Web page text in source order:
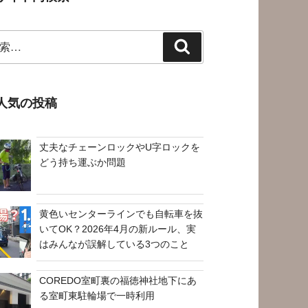
索
気の投稿
丈夫なチェーンロックやU字ロックを
どう持ち運ぶか問題
黄色いセンターラインでも自転車を抜
いてOK？2026年4月の新ルール、実
はみんなが誤解している3つのこと
COREDO室町裏の福徳神社地下にあ
る室町東駐輪場で一時利用